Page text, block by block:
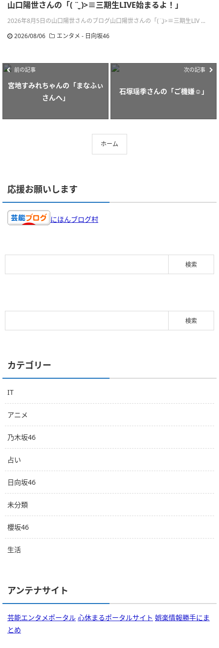
山口陽世さんの「( ¨̮ )>≡三期生LIVE始まるよ！」
2026年8月5日の山口陽世さんのブログ山口陽世さんの「(¨̮)>≡三期生LIV ...
2026/08/06
エンタメ - 日向坂46
前の記事
宮地すみれちゃんの「まなふぃ
さんへ」
次の記事
石塚瑶季さんの「ご機嫌☺︎」
ホーム
応援お願いします
にほんブログ村
カテゴリー
IT
アニメ
乃木坂46
占い
日向坂46
未分類
櫻坂46
生活
アンテナサイト
芸能エンタメポータル 心休まるポータルサイト 娯楽情報勝手にま
とめ